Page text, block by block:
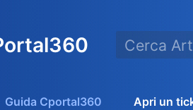
Guida Cportal360 Apri un